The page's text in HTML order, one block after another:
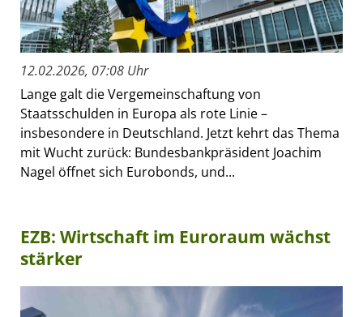
12.02.2026, 07:08 Uhr
Lange galt die Vergemeinschaftung von
Staatsschulden in Europa als rote Linie –
insbesondere in Deutschland. Jetzt kehrt das Thema
mit Wucht zurück: Bundesbankpräsident Joachim
Nagel öffnet sich Eurobonds, und...
EZB: Wirtschaft im Euroraum wächst
stärker